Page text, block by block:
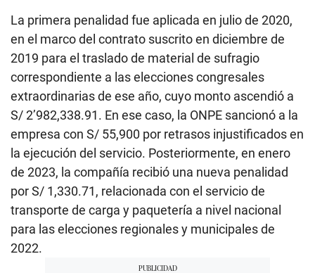
La primera penalidad fue aplicada en julio de 2020,
en el marco del contrato suscrito en diciembre de
2019 para el traslado de material de sufragio
correspondiente a las elecciones congresales
extraordinarias de ese año, cuyo monto ascendió a
S/ 2’982,338.91. En ese caso, la ONPE sancionó a la
empresa con S/ 55,900 por retrasos injustificados en
la ejecución del servicio. Posteriormente, en enero
de 2023, la compañía recibió una nueva penalidad
por S/ 1,330.71, relacionada con el servicio de
transporte de carga y paquetería a nivel nacional
para las elecciones regionales y municipales de
2022.